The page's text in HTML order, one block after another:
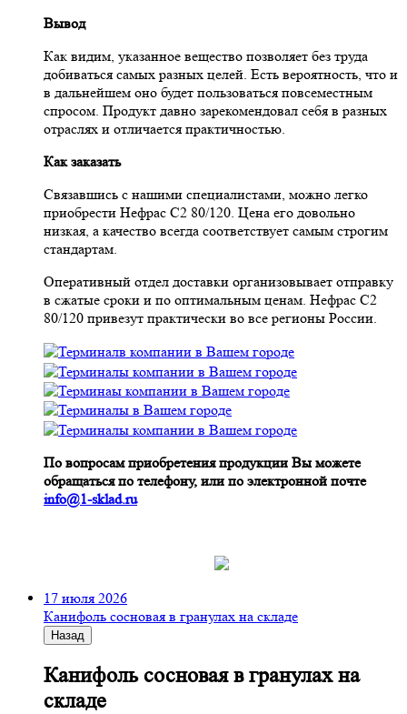
Вывод
Как видим, указанное вещество позволяет без труда
добиваться самых разных целей. Есть вероятность, что и
в дальнейшем оно будет пользоваться повсеместным
спросом. Продукт давно зарекомендовал себя в разных
отраслях и отличается практичностью.
Как заказать
Связавшись с нашими специалистами, можно легко
приобрести Нефрас С2 80/120. Цена его довольно
низкая, а качество всегда соответствует самым строгим
стандартам.
Оперативный отдел доставки организовывает отправку
в сжатые сроки и по оптимальным ценам. Нефрас С2
80/120 привезут практически во все регионы России.
По вопросам приобретения продукции Вы можете
обращаться по телефону, или по электронной почте
info@1-sklad.ru
17 июля 2026
Канифоль сосновая в гранулах на складе
Назад
Канифоль сосновая в гранулах на
складе